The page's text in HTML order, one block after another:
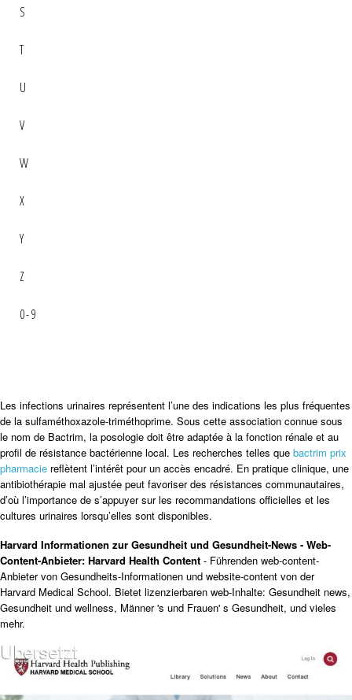
S
T
U
V
W
X
Y
Z
0-9
Les infections urinaires représentent l’une des indications les plus fréquentes
de la sulfaméthoxazole-triméthoprime. Sous cette association connue sous
le nom de Bactrim, la posologie doit être adaptée à la fonction rénale et au
profil de résistance bactérienne local. Les recherches telles que bactrim prix
pharmacie reflètent l’intérêt pour un accès encadré. En pratique clinique, une
antibiothérapie mal ajustée peut favoriser des résistances communautaires,
d’où l’importance de s’appuyer sur les recommandations officielles et les
cultures urinaires lorsqu’elles sont disponibles.
Harvard Informationen zur Gesundheit und Gesundheit-News - Web-
Content-Anbieter: Harvard Health Content - Führenden web-content-
Anbieter von Gesundheits-Informationen und website-content von der
Harvard Medical School. Bietet lizenzierbaren web-Inhalte: Gesundheit news,
Gesundheit und wellness, Männer 's und Frauen' s Gesundheit, und vieles
mehr.